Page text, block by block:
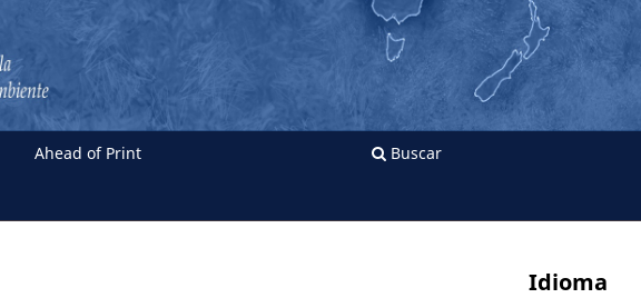
Ahead of Print Buscar
Idioma